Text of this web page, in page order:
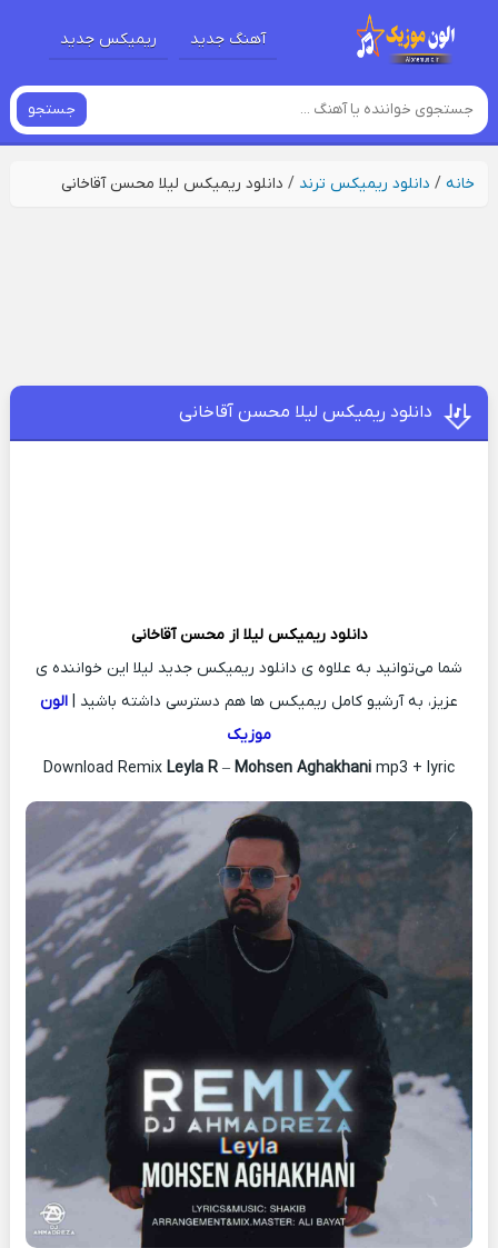
آهنگ جدید ریمیکس جدید
جستجو
خانه/ دانلود ریمیکس ترند / دانلود ریمیکس لیلا محسن آقاخانی
دانلود ریمیکس لیلا محسن آقاخانی
دانلود ریمیکس لیلا ازمحسن آقاخانی
شما می‌توانید به علاوه ی دانلود ریمیکس جدید لیلا این خواننده ی
عزیز، به آرشیو کامل ریمیکس ها هم دسترسی داشته باشید | الون
موزیک
Download Remix Leyla R – Mohsen Aghakhani mp3 + lyric